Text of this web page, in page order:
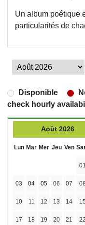
Un album poétique
particularités de
Disponible
check hourly
Août 2026
Lun Mar Mer Jeu Ven
01
03 04 05 06 07
10 11 12 13 14 15
17 18 19 20 21 22